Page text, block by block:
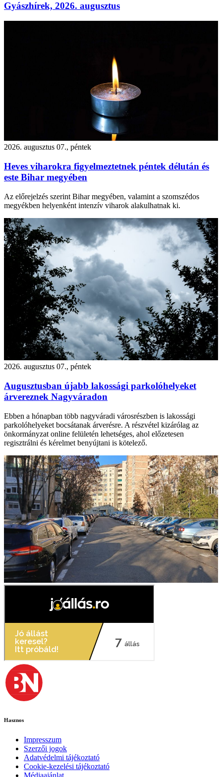
Gyászhírek, 2026. augusztus
2026. augusztus 07., péntek
Heves viharokra figyelmeztetnek péntek délután és
este Bihar megyében
Az előrejelzés szerint Bihar megyében, valamint a szomszédos
megyékben helyenként intenzív viharok alakulhatnak ki.
2026. augusztus 07., péntek
Augusztusban újabb lakossági parkolóhelyeket
árvereznek Nagyváradon
Ebben a hónapban több nagyváradi városrészben is lakossági
parkolóhelyeket bocsátanak árverésre. A részvétel kizárólag az
önkormányzat online felületén lehetséges, ahol előzetesen
regisztrálni és kérelmet benyújtani is kötelező.
Hasznos
Impresszum
Szerzői jogok
Adatvédelmi tájékoztató
Cookie-kezelési tájékoztató